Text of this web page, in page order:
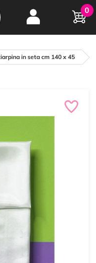
Hobby e
creatività...
oltre 15 anni online
0
in seta cm 140 x 45